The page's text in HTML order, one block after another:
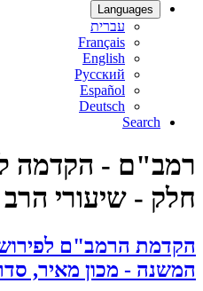
Languages
עברית
Français
English
Русский
Español
Deutsch
Search
רמב"ם - הקדמה
חלק - שיעורי
הקדמת הרמב"ם
המשנה - מכון מאיר,